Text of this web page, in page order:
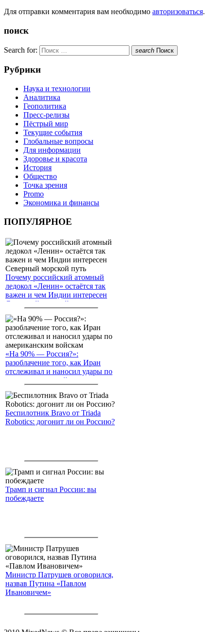
Для отправки комментария вам необходимо авторизоваться.
поиск
Search for: search Поиск
Рубрики
Наука и технологии
Аналитика
Геополитика
Пресс-релизы
Пёстрый мир
Текущие события
Глобальные вопросы
Для информации
Здоровье и красота
История
Общество
Точка зрения
Promo
Экономика и финансы
ПОПУЛЯРНОЕ
Почему российский атомный
ледокол «Ленин» остаётся так
важен и чем Индии интересен
Северный морской путь
«На 90% — Россия?»:
разоблачение того, как Иран
отслеживал и наносил удары по
американским войскам
Беспилотник Bravo от Triada
Robotics: догонит ли он Россию?
Трамп и сигнал России: вы
побеждаете
Министр Патрушев оговорился,
назвав Путина «Павлом
Ивановичем»